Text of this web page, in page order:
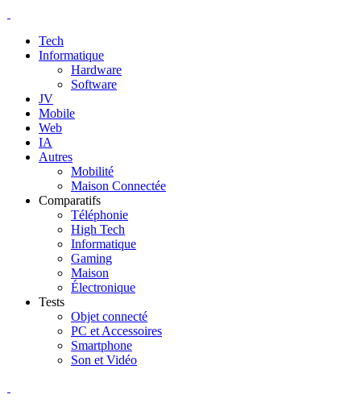
Tech
Informatique
Hardware
Software
JV
Mobile
Web
IA
Autres
Mobilité
Maison Connectée
Comparatifs
Téléphonie
High Tech
Informatique
Gaming
Maison
Électronique
Tests
Objet connecté
PC et Accessoires
Smartphone
Son et Vidéo